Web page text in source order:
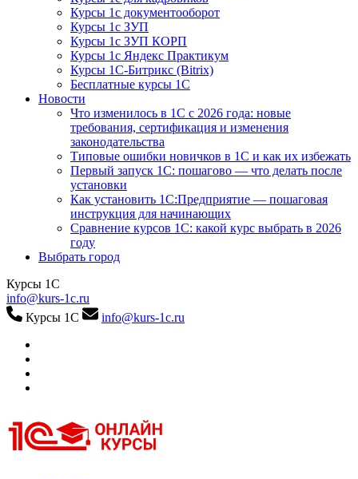
Курсы 1с документооборот
Курсы 1с ЗУП
Курсы 1с ЗУП КОРП
Курсы 1с Яндекс Практикум
Курсы 1С-Битрикс (Bitrix)
Бесплатные курсы 1С
Новости
Что изменилось в 1С с 2026 года: новые
требования, сертификация и изменения
законодательства
Типовые ошибки новичков в 1С и как их избежать
Первый запуск 1С: пошагово — что делать после
установки
Как установить 1С:Предприятие — пошаговая
инструкция для начинающих
Сравнение курсов 1С: какой курс выбрать в 2026
году
Выбрать город
Курсы 1С
info@kurs-1c.ru
Курсы 1С
info@kurs-1c.ru